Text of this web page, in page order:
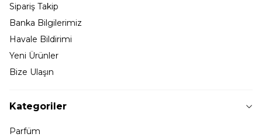
Sipariş Takip
Banka Bilgilerimiz
Havale Bildirimi
Yeni Ürünler
Bize Ulaşın
Kategoriler
Parfüm